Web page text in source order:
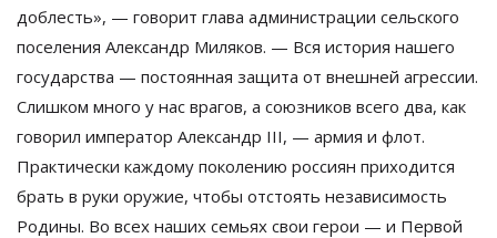
доблесть», — говорит глава администрации сельского
поселения Александр Миляков. — Вся история нашего
государства — постоянная защита от внешней агрессии.
Слишком много у нас врагов, а союзников всего два, как
говорил император Александр III, — армия и флот.
Практически каждому поколению россиян приходится
брать в руки оружие, чтобы отстоять независимость
Родины. Во всех наших семьях свои герои — и Первой